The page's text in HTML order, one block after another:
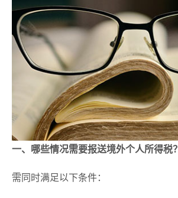
一、哪些情况需要报送境外个人所得税？
需同时满足以下条件：